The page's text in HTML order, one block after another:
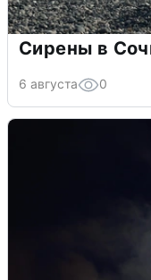
Сирены в
6 августа 0